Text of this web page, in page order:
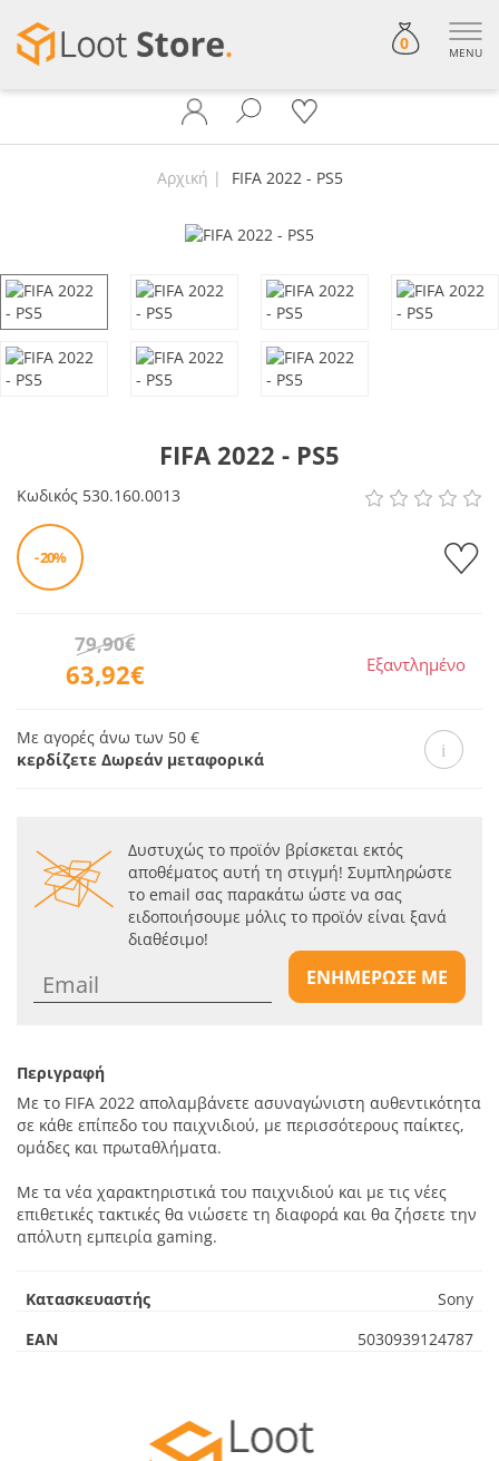
0 MENU
Αρχική FIFA 2022 - PS5
FIFA 2022 - PS5
Κωδικός 530.160.0013
- 20%
63,92€
79,90€
Εξαντλημένο
Με αγορές άνω των 50 €
κερδίζετε Δωρεάν μεταφορικά
Δυστυχώς το προϊόν βρίσκεται εκτός
αποθέματος αυτή τη στιγμή! Συμπληρώστε
το email σας παρακάτω ώστε να σας
ειδοποιήσουμε μόλις το προϊόν είναι ξανά
διαθέσιμο!
ΕΝΗΜΕΡΩΣΕ ΜΕ
Περιγραφή
Με το FIFA 2022 απολαμβάνετε ασυναγώνιστη αυθεντικότητα
σε κάθε επίπεδο του παιχνιδιού, με περισσότερους παίκτες,
ομάδες και πρωταθλήματα.
Με τα νέα χαρακτηριστικά του παιχνιδιού και με τις νέες
επιθετικές τακτικές θα νιώσετε τη διαφορά και θα ζήσετε την
απόλυτη εμπειρία gaming.
Κατασκευαστής
Sony
EAN
5030939124787